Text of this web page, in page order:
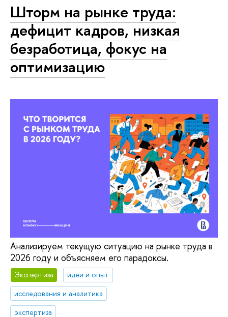
Шторм на рынке труда:
дефицит кадров, низкая
безработица, фокус на
оптимизацию
Анализируем текущую ситуацию на рынке труда в
2026 году и объясняем его парадоксы.
Экспертиза
идеи и опыт
исследования и аналитика
экспертиза